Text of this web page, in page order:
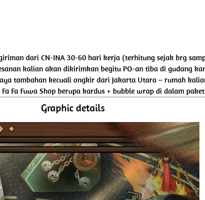
dari CN-INA 30-60 hari kerja (terhitung sejak brg
kalian akan dikirimkan begitu PO-an tiba di gudang
tambahan kecuali ongkir dari Jakarta Utara – rumah
Fa Fuwa Shop berupa kardus + bubble wrap di dalam
Graphic details